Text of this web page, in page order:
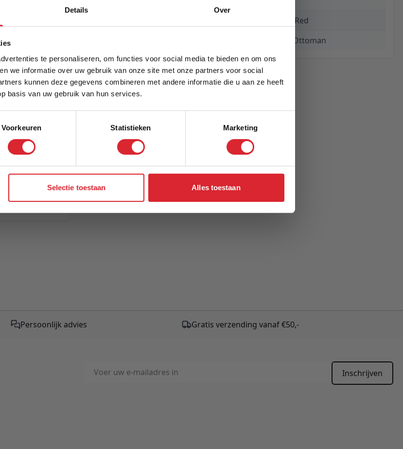
Details Over
te personaliseren, om functies voor social media te bieden en om ons
we informatie over uw gebruik van onze site met onze partners voor social
kunnen deze gegevens combineren met andere informatie die u aan ze heeft
basis van uw gebruik van hun services.
Voorkeuren Statistieken Marketing
Selectie toestaan Alles toestaan
511 Elegance Red
Bifrost D.E.L. Ottoman
Persoonlijk advies Gratis verzending vanaf €50,-
E-mailadres
Inschrijven
Korting
je in en ontvang direct een kortingscode